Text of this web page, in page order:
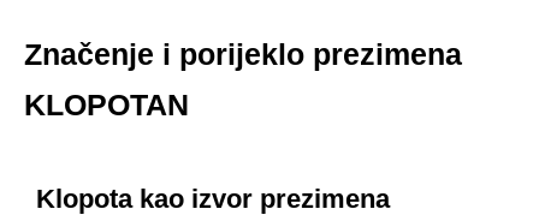
Značenje i porijeklo prezimena
KLOPOTAN
Klopota kao izvor prezimena